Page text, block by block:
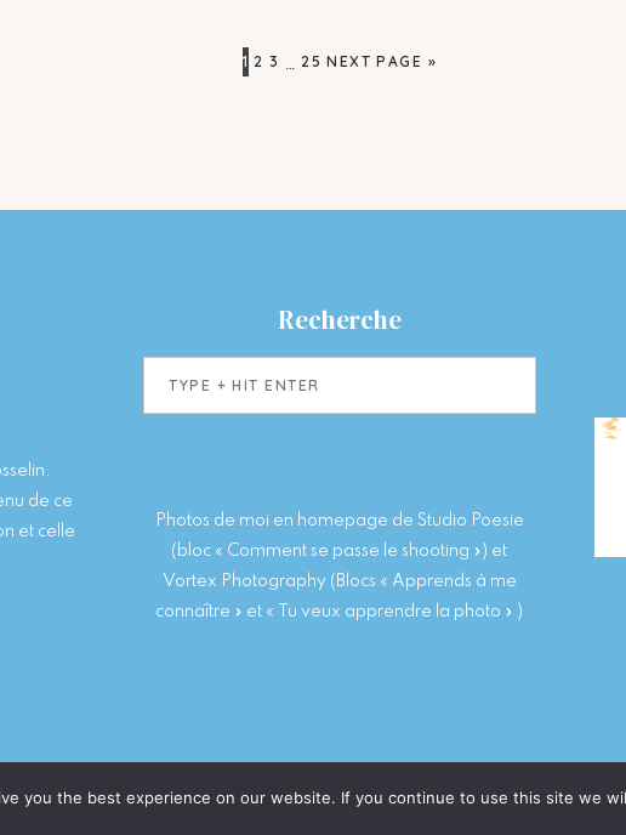
PAGE
1 PAGE
2 PAGE
3
Interim
… PAGE
25 GO
NEXT PAGE »
de ce
et celle
Recherche
Photos de moi en homepage de Studio Poesie
(bloc « Comment se passe le shooting ») et
Vortex Photography (Blocs « Apprends à me
connaître » et « Tu veux apprendre la photo » )
you the best experience on our website. If you continue to use this site we